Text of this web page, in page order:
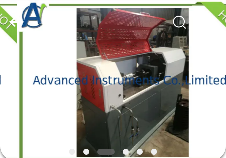
পণ্য
Advanced
Instruments
Co.,Limited.
All
Rights
Reserved.